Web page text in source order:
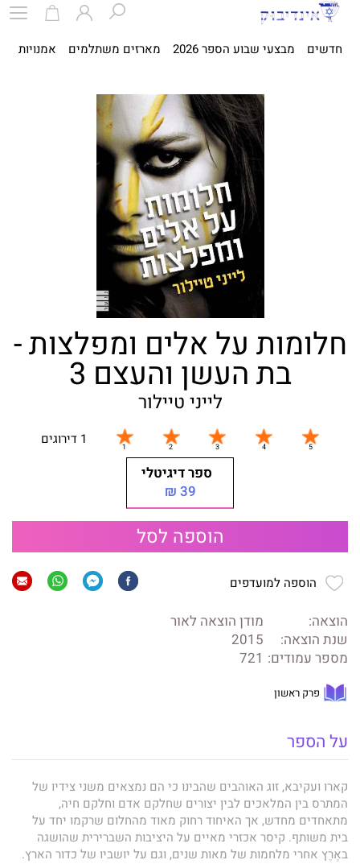
חדשים מבצעי שבוע הספר 2026 מארזים משתלמים אמנויות
חלומות על אלים ומפלצות -
בת העשן והעצם 3
לייני טיילור
1 דירוגים
ספר דיגיטלי
39 ₪
הוספה לסל
הוספה למועדפים
הוצאה:
מודן הוצאה לאור
שנת הוצאה:
2015
מספר עמודים: 721
פרק ראשון
על הספר
קארוּ ועקיבא, זוג האוהבים שהבינו כי הם נמצאים משני צידיו של
המתרס בין המלאכים לבין יצורים שחלקם אדם וחלקם חיה,
מתאחדים מחדש, אך האיחוד רחוק מאוד מהחלום שרקמו יחד על
בית משותף. קיסר אכזרי מאיים על היציבות השברירית שהושגה
באֶרֶץ אחרי מלחמות של מאות שנים, וגם על יושביו של כדור הארץ.